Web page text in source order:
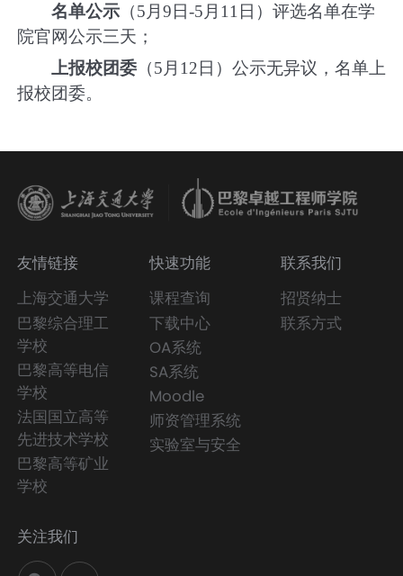
名单公示（5 月9日-5 月 11 日）评选名单在学
院官网公示三天；
上报校团委（5 月 12日）公示无异议，名单上
报校团委。
友情链接
上海交通大学
巴黎综合理工
学校
巴黎高等电信
学校
法国国立高等
先进技术学校
巴黎高等矿业
学校
快速功能
课程查询
下载中心
OA系统
SA系统
Moodle
师资管理系统
实验室与安全
联系我们
招贤纳士
联系方式
关注我们